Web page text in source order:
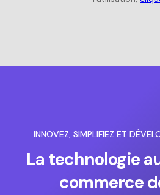
INNOVEZ, SIMPLIFIEZ ET
La technologie
commerce